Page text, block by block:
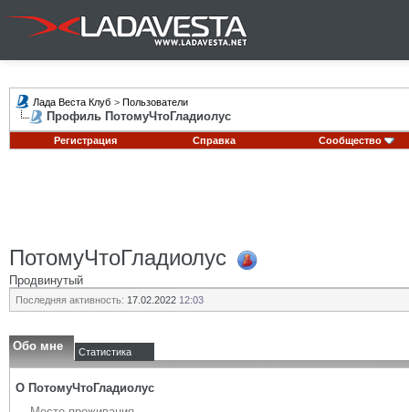
Лада Веста Клуб > Пользователи
Профиль ПотомуЧтоГладиолус
Регистрация Справка Сообщество
ПотомуЧтоГладиолус
Продвинутый
Последняя активность: 17.02.2022 12:03
Обо мне Статистика
О ПотомуЧтоГладиолус